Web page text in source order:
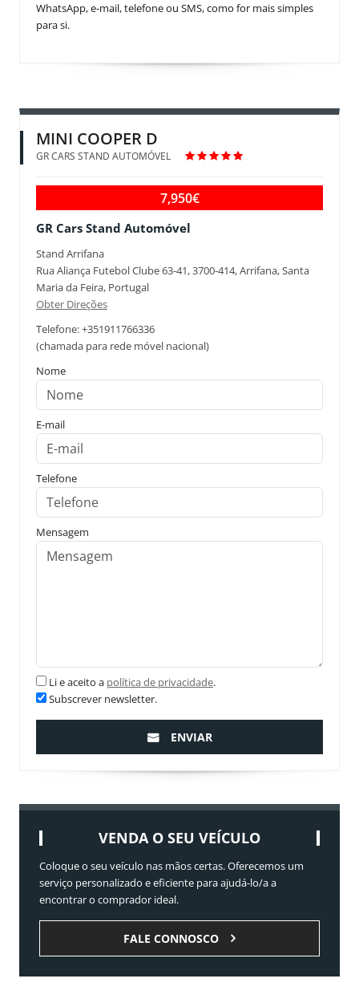
WhatsApp, e-mail, telefone ou SMS, como for mais simples
para si.
MINI COOPER D
GR CARS STAND AUTOMÓVEL
7,950€
GR Cars Stand Automóvel
Stand Arrifana
Rua Aliança Futebol Clube 63-41, 3700-414, Arrifana, Santa
Maria da Feira, Portugal
Obter Direções
Telefone: +351911766336
(chamada para rede móvel nacional)
Nome
E-mail
Telefone
Mensagem
Li e aceito a política de privacidade.
Subscrever newsletter.
ENVIAR
VENDA O SEU VEÍCULO
Coloque o seu veículo nas mãos certas. Oferecemos um
serviço personalizado e eficiente para ajudá-lo/a a
encontrar o comprador ideal.
FALE CONNOSCO